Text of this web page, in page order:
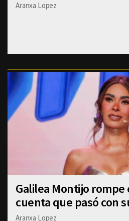
Aranxa Lopez
Galilea Montijo rompe
cuenta que pasó con
Aranxa Lopez